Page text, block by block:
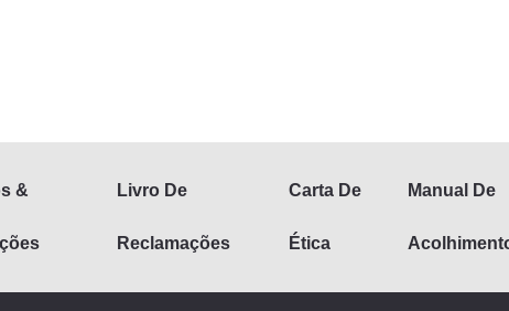
& Livro De
Reclamações
Carta De
Ética
Manual De